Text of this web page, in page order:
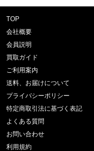
TOP
会社概要
会員説明
買取ガイド
ご利用案内
送料、お届けについて
プライバシーポリシー
特定商取引法に基づく表記
よくある質問
お問い合わせ
利用規約